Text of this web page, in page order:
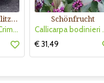
Japanischer Schlitzahorn
Acer palmatum 'Crimson Queen'
Schönfrucht
€ 31,49